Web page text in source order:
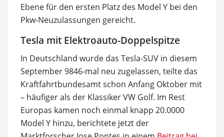
Ebene für den ersten Platz des Model Y bei den
Pkw-Neuzulassungen gereicht.
Tesla mit Elektroauto-Doppelspitze
In Deutschland wurde das Tesla-SUV in diesem
September 9846-mal neu zugelassen, teilte das
Kraftfahrtbundesamt schon Anfang Oktober mit
– häufiger als der Klassiker VW Golf. Im Rest
Europas kamen noch einmal knapp 20.0000
Model Y hinzu, berichtete jetzt der